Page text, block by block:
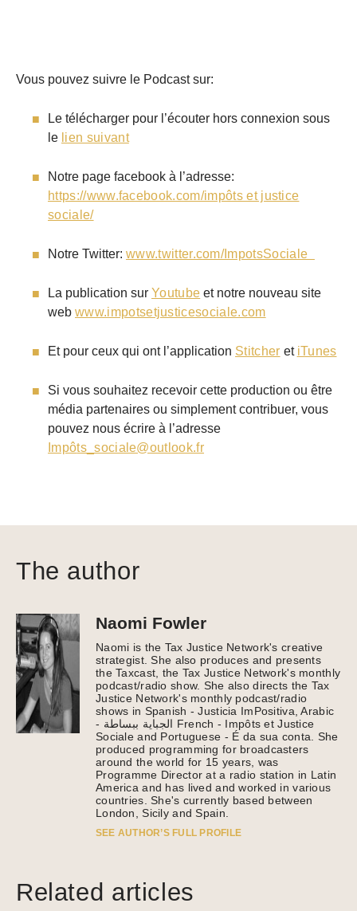
Vous pouvez suivre le Podcast sur:
Le télécharger pour l’écouter hors connexion sous
le lien suivant
Notre page facebook à l’adresse:
https://www.facebook.com/impôts et justice
sociale/
Notre Twitter: www.twitter.com/ImpotsSociale
La publication sur Youtube et notre nouveau site
web www.impotsetjusticesociale.com
Et pour ceux qui ont l’application Stitcher et iTunes
Si vous souhaitez recevoir cette production ou être
média partenaires ou simplement contribuer, vous
pouvez nous écrire à l’adresse
Impôts_sociale@outlook.fr
The author
Naomi Fowler
Naomi is the Tax Justice Network's creative
strategist. She also produces and presents
the Taxcast, the Tax Justice Network's monthly
podcast/radio show. She also directs the Tax
Justice Network's monthly podcast/radio
shows in Spanish - Justicia ImPositiva, Arabic
- الجباية ببساطة French - Impôts et Justice
Sociale and Portuguese - É da sua conta. She
produced programming for broadcasters
around the world for 15 years, was
Programme Director at a radio station in Latin
America and has lived and worked in various
countries. She's currently based between
London, Sicily and Spain.
SEE AUTHOR’S FULL PROFILE
Related articles